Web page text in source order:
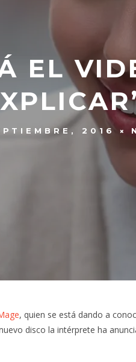
EL
2016
, quien se está dando a
disco la intérprete ha